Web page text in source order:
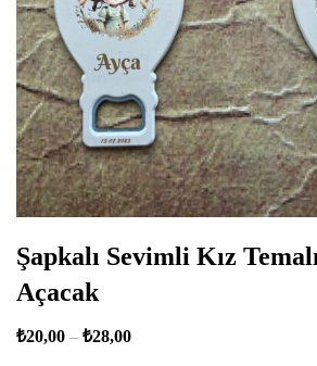
Şapkalı Sevimli Kız
Açacak
₺20,00 – ₺28,00